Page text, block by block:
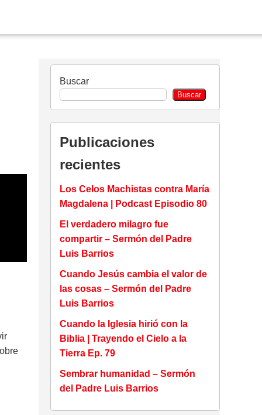
Buscar
Buscar
Publicaciones
recientes
Los Celos Machistas contra María
Magdalena | Podcast Episodio 80
El verdadero milagro fue
compartir – Sermón del Padre
Luis Barrios
Cuando Jesús cambia el valor de
las cosas – Sermón del Padre
Luis Barrios
Cuando la Iglesia hirió con la
Biblia | Trayendo el Cielo a la
Tierra Ep. 79
Sembrar humanidad – Sermón
del Padre Luis Barrios